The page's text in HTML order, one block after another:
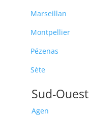
Marseillan
Montpellier
Pézenas
Sète
Sud-Ouest
Agen